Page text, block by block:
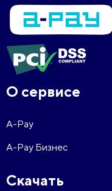
О сервисе
A-Pay
A-Pay Бизнес
Скачать